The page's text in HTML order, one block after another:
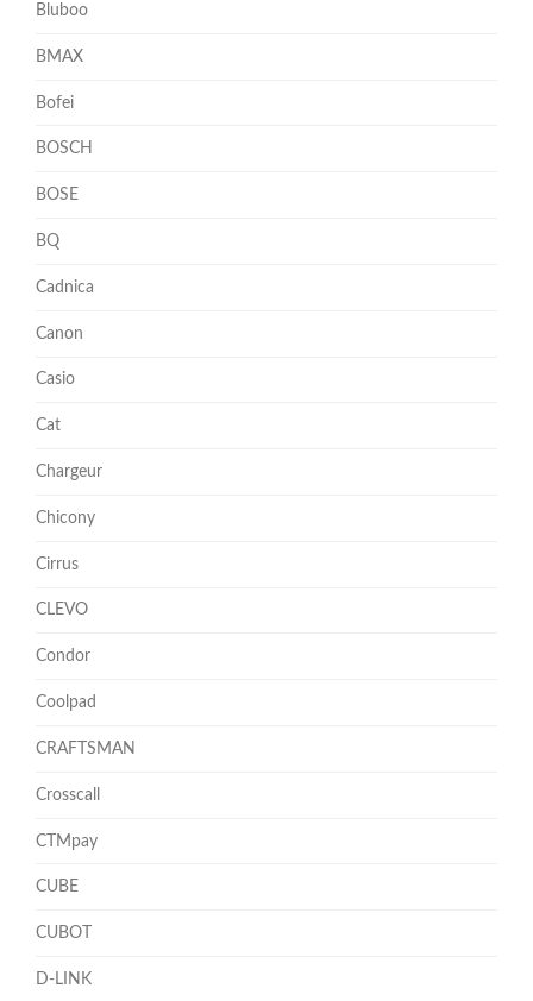
Bluboo
BMAX
Bofei
BOSCH
BOSE
BQ
Cadnica
Canon
Casio
Cat
Chargeur
Chicony
Cirrus
CLEVO
Condor
Coolpad
CRAFTSMAN
Crosscall
CTMpay
CUBE
CUBOT
D-LINK